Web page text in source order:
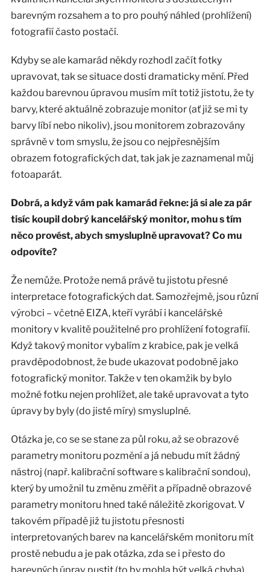
barevným rozsahem a to pro pouhý náhled (prohlížení)
fotografií často postačí.
Kdyby se ale kamarád někdy rozhodl začít fotky
upravovat, tak se situace dosti dramaticky mění. Před
každou barevnou úpravou musím mít totiž jistotu, že ty
barvy, které aktuálně zobrazuje monitor (ať již se mi ty
barvy líbí nebo nikoliv), jsou monitorem zobrazovány
správně v tom smyslu, že jsou co nejpřesnějším
obrazem fotografických dat, tak jak je zaznamenal můj
fotoaparát.
Dobrá, a když vám pak kamarád řekne: já si ale za pár
tisíc koupil dobrý kancelářský monitor, mohu s tím
něco provést, abych smysluplně upravovat? Co mu
odpovíte?
Že nemůže. Protože nemá právě tu jistotu přesné
interpretace fotografických dat. Samozřejmě, jsou různí
výrobci – včetně EIZA, kteří vyrábí i kancelářské
monitory v kvalitě použitelné pro prohlížení fotografií.
Když takový monitor vybalím z krabice, pak je velká
pravděpodobnost, že bude ukazovat podobně jako
fotografický monitor. Takže v ten okamžik by bylo
možné fotku nejen prohlížet, ale také upravovat a tyto
úpravy by byly (do jisté míry) smysluplné.
Otázka je, co se se stane za půl roku, až se obrazové
parametry monitoru pozmění a já nebudu mít žádný
nástroj (např. kalibrační software s kalibrační sondou),
který by umožnil tu změnu změřit a případně obrazové
parametry monitoru hned také náležitě zkorigovat. V
takovém případě již tu jistotu přesnosti
interpretovaných barev na kancelářském monitoru mít
prostě nebudu a je pak otázka, zda se i přesto do